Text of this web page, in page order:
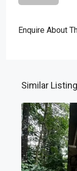
Enquire About
Similar